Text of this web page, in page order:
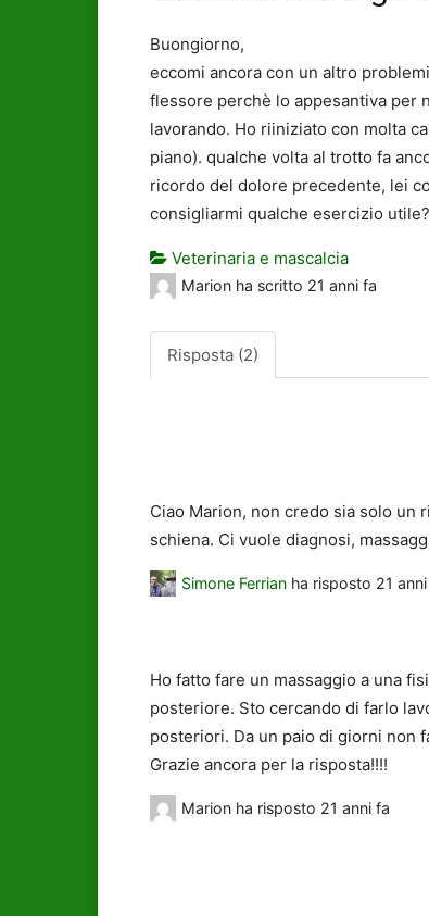
Buongiorno,
eccomi ancora con un altro
flessore perchè lo appesantiva per
lavorando. Ho riiniziato con molta
piano). qualche volta al trotto fa
ricordo del dolore precedente, lei
consigliarmi qualche esercizio
Veterinaria e mascalcia
Marion ha scritto 21 anni fa
Risposta (2)
Ciao Marion, non credo sia solo un
schiena. Ci vuole diagnosi,
Simone Ferrian ha risposto 21
Ho fatto fare un massaggio a una
posteriore. Sto cercando di farlo
posteriori. Da un paio di giorni non
Grazie ancora per la risposta!!!!
Marion ha risposto 21 anni fa